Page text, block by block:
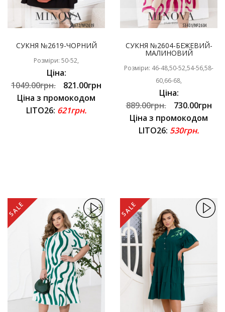
СУКНЯ №2619-ЧОРНИЙ
Розміри: 50-52,
Ціна:
1049.00грн.
821.00грн
Ціна з промокодом
LITO26: 621грн.
СУКНЯ №2604-БЕЖЕВИЙ-
МАЛИНОВИЙ
Розміри: 46-48,50-52,54-56,58-
60,66-68,
Ціна:
889.00грн.
730.00грн
Ціна з промокодом
LITO26: 530грн.
SALE SALE